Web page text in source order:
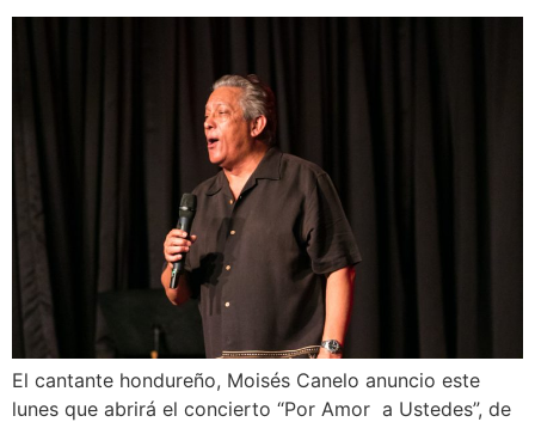
El cantante hondureño, Moisés Canelo anuncio este
lunes que abrirá el concierto “Por Amor a Ustedes”, de